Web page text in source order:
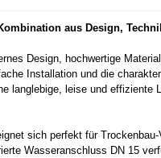
aus Design,
Design, hochwertige
Installation und die
langlebige, leise und effiziente
sich perfekt für
Wasseranschluss DN 15